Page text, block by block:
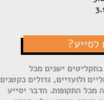
לסייע?
בתקליטים ישנים מכל
ולועזיים, גדולים כקטנים
מכל התקופות. הדבר יסייע